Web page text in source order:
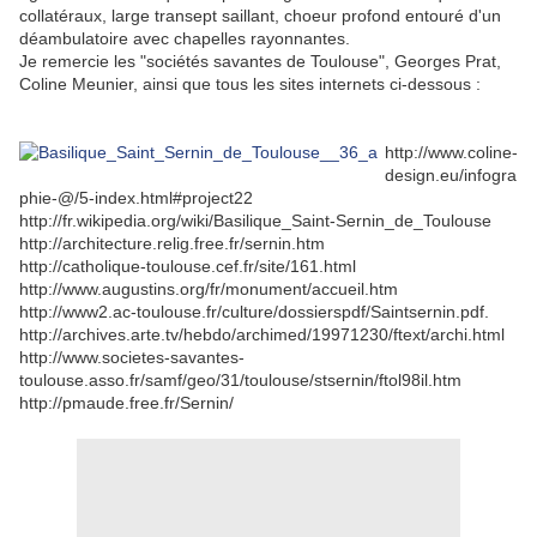
collatéraux, large transept saillant, choeur profond entouré d'un
déambulatoire avec chapelles rayonnantes.
Je remercie les "sociétés savantes de Toulouse", Georges Prat,
Coline Meunier, ainsi que tous les sites internets ci-dessous :
http://www.coline-
design.eu/infogra
phie-@/5-index.html#project22
http://fr.wikipedia.org/wiki/Basilique_Saint-Sernin_de_Toulouse
http://architecture.relig.free.fr/sernin.htm
http://catholique-toulouse.cef.fr/site/161.html
http://www.augustins.org/fr/monument/accueil.htm
http://www2.ac-toulouse.fr/culture/dossierspdf/Saintsernin.pdf.
http://archives.arte.tv/hebdo/archimed/19971230/ftext/archi.html
http://www.societes-savantes-
toulouse.asso.fr/samf/geo/31/toulouse/stsernin/ftol98il.htm
http://pmaude.free.fr/Sernin/